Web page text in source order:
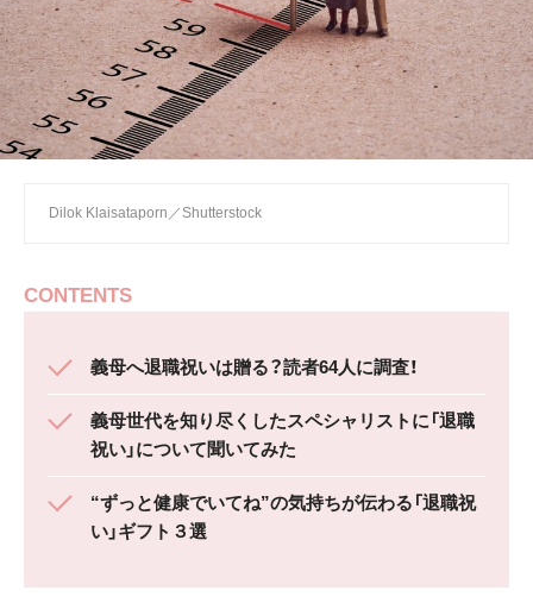
Dilok Klaisataporn／Shutterstock
CONTENTS
義母へ退職祝いは贈る？読者64人に調査！
義母世代を知り尽くしたスペシャリストに「退職
祝い」について聞いてみた
“ずっと健康でいてね”の気持ちが伝わる「退職祝
い」ギフト３選